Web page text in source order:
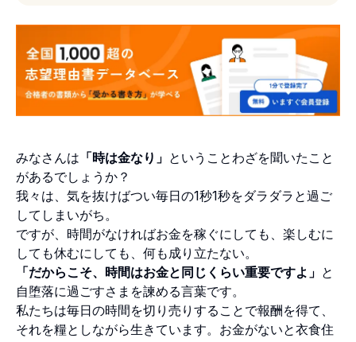
みなさんは 「時は金なり」 ということわざを聞いたこと
があるでしょうか？
我々は、気を抜けばつい毎日の1秒1秒をダラダラと過ご
してしまいがち。
ですが、時間がなければお金を稼ぐにしても、楽しむに
しても休むにしても、何も成り立たない。
「だからこそ、時間はお金と同じくらい重要ですよ」 と
自堕落に過ごすさまを諫める言葉です。
私たちは毎日の時間を切り売りすることで報酬を得て、
それを糧としながら生きています。お金がないと衣食住